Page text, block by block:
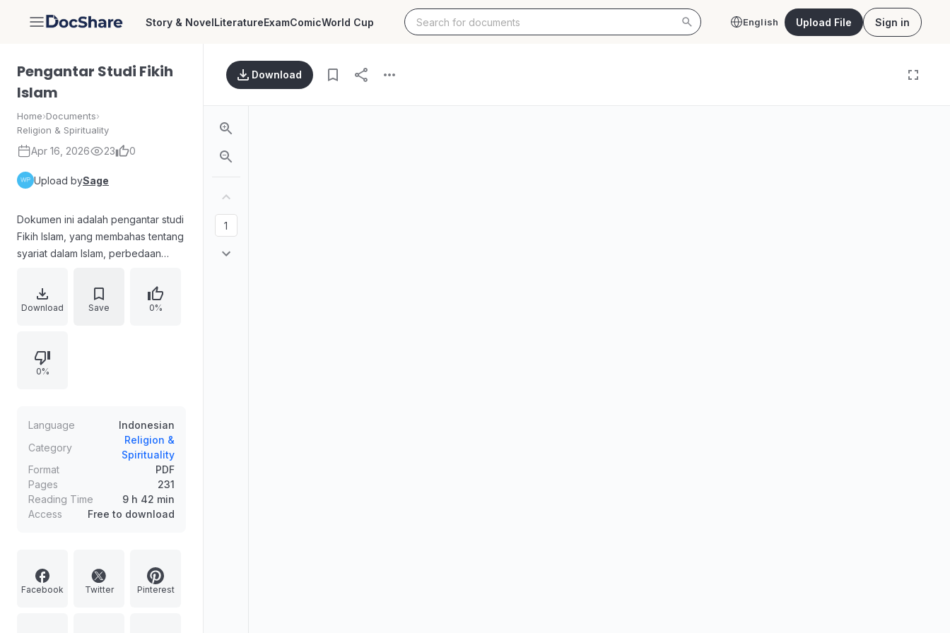
DocShare Story & NovelLiteratureExamComicWorld Cup English Upload File Sign in
Pengantar Studi Fikih
Islam
Home›Documents›
Religion & Spirituality
Apr 16, 2026 23 0
Upload bySage
Dokumen ini adalah pengantar studi
Fikih Islam, yang membahas tentang
syariat dalam Islam, perbedaan
lingkup fikih itu sendiri. Teks ini
mengutip pandangan para ulama
Ishaq Asy-Syathibi, dan lainnya.
Pembahasan meliputi konsep dasar,
kajian fikih. Dokumen ini juga
menyajikan daftar isi yang sangat
rinci untuk buku "Pengantar Studi
Fikih Islam".
Download Save 0%
0%
Language
Indonesian
Category
Religion &
Spirituality
Format
PDF
Pages
231
Reading Time
9 h 42 min
Access
Free to download
Facebook Twitter Pinterest
Download